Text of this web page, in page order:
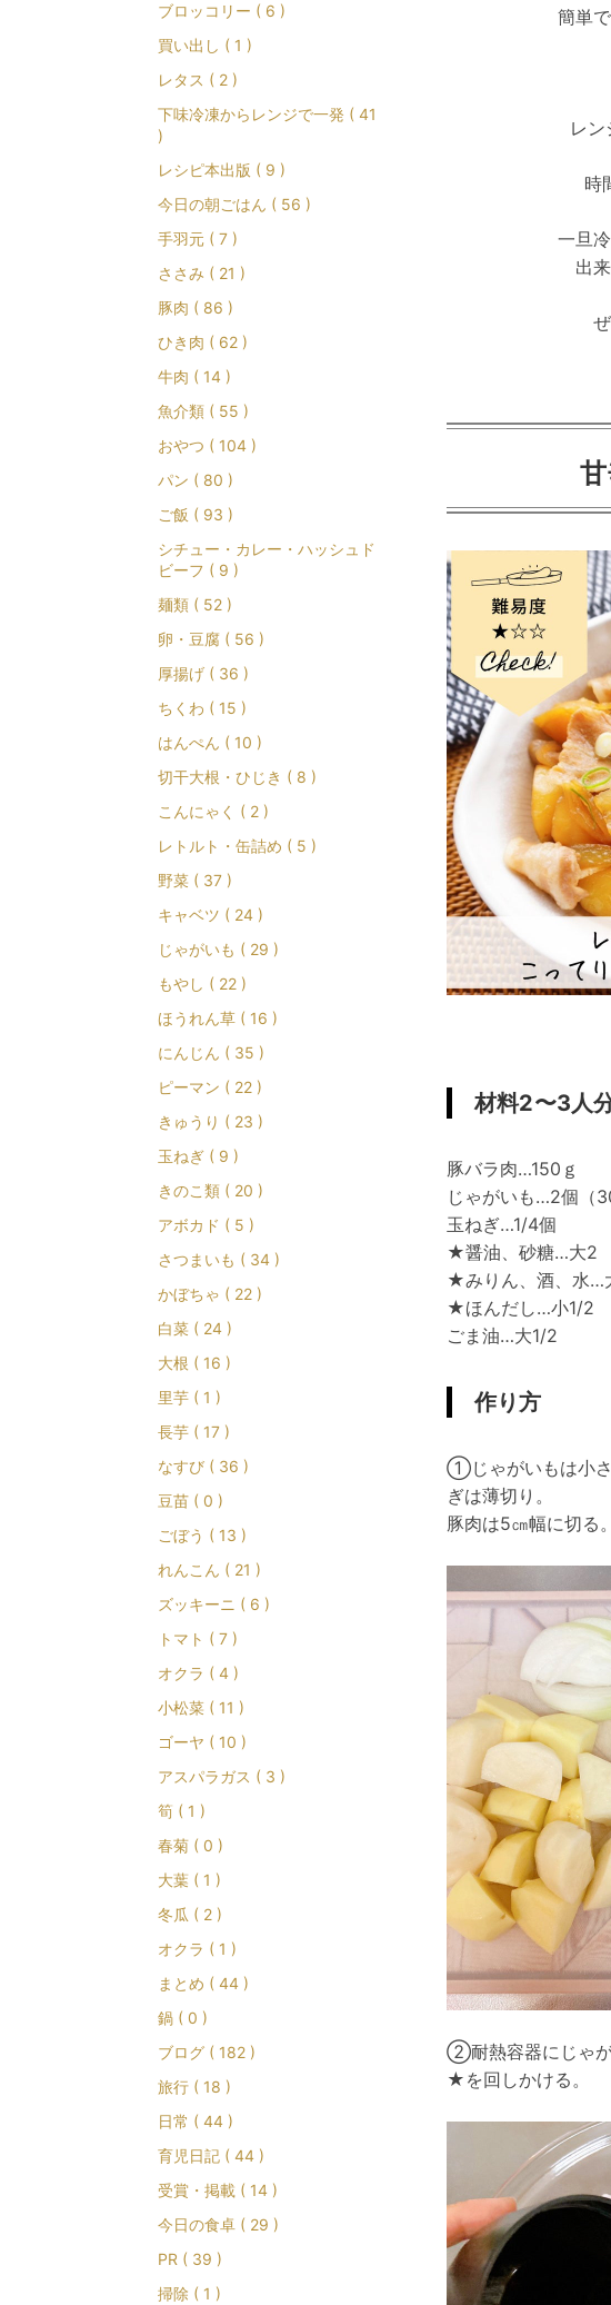
簡単
レ
時
一旦
出
材料2〜3人
豚バラ肉…150ｇ
じゃがいも…2個（
玉ねぎ…1/4個
★醤油、砂糖…大2
★みりん、酒、水…
★ほんだし…小1/2
ごま油…大1/2
作り方
①じゃがいもは小
ぎは薄切り。
豚肉は5㎝幅に切る。
②耐熱容器にじゃ
★を回しかける。
ブロッコリー ( 6 )
買い出し ( 1 )
レタス ( 2 )
下味冷凍からレンジで一発 ( 41
)
レシピ本出版 ( 9 )
今日の朝ごはん ( 56 )
手羽元 ( 7 )
ささみ ( 21 )
豚肉 ( 86 )
ひき肉 ( 62 )
牛肉 ( 14 )
魚介類 ( 55 )
おやつ ( 104 )
パン ( 80 )
ご飯 ( 93 )
シチュー・カレー・ハッシュド
ビーフ ( 9 )
麺類 ( 52 )
卵・豆腐 ( 56 )
厚揚げ ( 36 )
ちくわ ( 15 )
はんぺん ( 10 )
切干大根・ひじき ( 8 )
こんにゃく ( 2 )
レトルト・缶詰め ( 5 )
野菜 ( 37 )
キャベツ ( 24 )
じゃがいも ( 29 )
もやし ( 22 )
ほうれん草 ( 16 )
にんじん ( 35 )
ピーマン ( 22 )
きゅうり ( 23 )
玉ねぎ ( 9 )
きのこ類 ( 20 )
アボカド ( 5 )
さつまいも ( 34 )
かぼちゃ ( 22 )
白菜 ( 24 )
大根 ( 16 )
里芋 ( 1 )
長芋 ( 17 )
なすび ( 36 )
豆苗 ( 0 )
ごぼう ( 13 )
れんこん ( 21 )
ズッキーニ ( 6 )
トマト ( 7 )
オクラ ( 4 )
小松菜 ( 11 )
ゴーヤ ( 10 )
アスパラガス ( 3 )
筍 ( 1 )
春菊 ( 0 )
大葉 ( 1 )
冬瓜 ( 2 )
オクラ ( 1 )
まとめ ( 44 )
鍋 ( 0 )
ブログ ( 182 )
旅行 ( 18 )
日常 ( 44 )
育児日記 ( 44 )
受賞・掲載 ( 14 )
今日の食卓 ( 29 )
PR ( 39 )
掃除 ( 1 )